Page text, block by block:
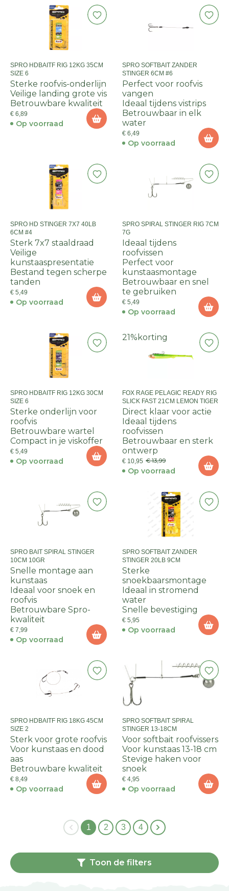
SPRO HDBAITF RIG 12KG 35CM
SIZE 6
Sterke roofvis-onderlijn
Veilige landing grote vis
Betrouwbare kwaliteit
€ 6,89
Op voorraad
SPRO SOFTBAIT ZANDER
STINGER 6CM #6
Perfect voor roofvis
vangen
Ideaal tijdens vistrips
Betrouwbaar in elk
water
€ 6,49
Op voorraad
SPRO HD STINGER 7X7 40LB
6CM #4
Sterk 7x7 staaldraad
Veilige
kunstaaspresentatie
Bestand tegen scherpe
tanden
€ 5,49
Op voorraad
SPRO SPIRAL STINGER RIG 7CM
7G
Ideaal tijdens
roofvissen
Perfect voor
kunstaasmontage
Betrouwbaar en snel
te gebruiken
€ 5,49
Op voorraad
SPRO HDBAITF RIG 12KG 30CM
SIZE 6
Sterke onderlijn voor
roofvis
Betrouwbare wartel
Compact in je viskoffer
€ 5,49
Op voorraad
21% korting
FOX RAGE PELAGIC READY RIG
SLICK FAST 21CM LEMON TIGER
Direct klaar voor actie
Ideaal tijdens
roofvissen
Betrouwbaar en sterk
ontwerp
€ 10,95 € 13,99
Op voorraad
SPRO BAIT SPIRAL STINGER
10CM 10GR
Snelle montage aan
kunstaas
Ideaal voor snoek en
roofvis
Betrouwbare Spro-
kwaliteit
€ 7,99
Op voorraad
SPRO SOFTBAIT ZANDER
STINGER 20LB 9CM
Sterke
snoekbaarsmontage
Ideaal in stromend
water
Snelle bevestiging
€ 5,95
Op voorraad
SPRO HDBAITF RIG 18KG 45CM
SIZE 2
Sterk voor grote roofvis
Voor kunstaas en dood
aas
Betrouwbare kwaliteit
€ 8,49
Op voorraad
SPRO SOFTBAIT SPIRAL
STINGER 13-18CM
Voor softbait roofvissers
Voor kunstaas 13-18 cm
Stevige haken voor
snoek
€ 4,95
Op voorraad
1 2 3 4
Toon de filters